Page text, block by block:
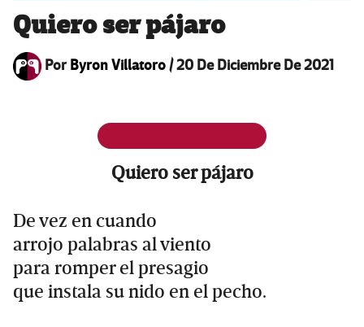
Quiero ser pájaro
Por Byron Villatoro/20 De Diciembre De 2021
Quiero ser pájaro
De vez en cuando
arrojo palabras al viento
para romper el presagio
que instala su nido en el pecho.